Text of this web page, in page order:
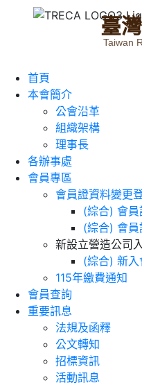
臺灣
Taiwan
首頁
本會簡介
公會沿革
組織架構
理事長
各辦事處
會員專區
會員證資料變更
(綜合) 會
(綜合) 會員
新設立營造公司
(綜合) 新
115年繳費通知
會員查詢
重要訊息
法規及函釋
公文轉知
招標資訊
活動訊息